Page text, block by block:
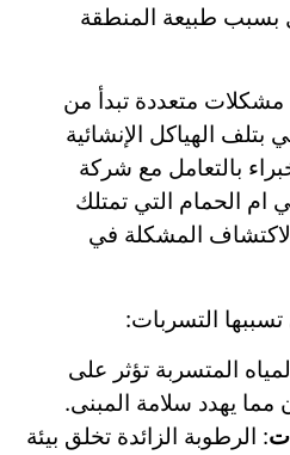
طبيعة المنطقة
مشكلات متعددة تبدأ من
بتلف الهياكل الإنشائية
بالتعامل مع شركة
الحمام التي تمتلك
لاكتشاف المشكلة في
تسببها التسربات:
المتسربة تؤثر على
مما يهدد سلامة المبنى.
: الرطوبة الزائدة تخلق بيئة